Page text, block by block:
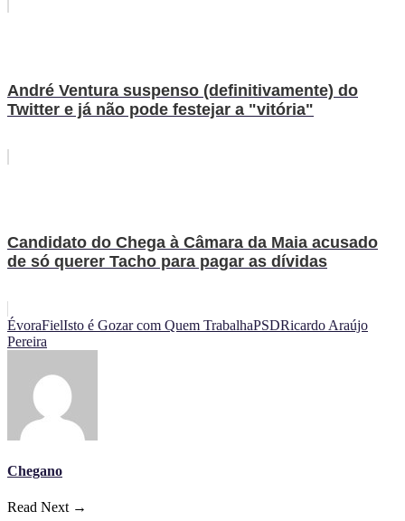
André Ventura suspenso (definitivamente) do
Twitter e já não pode festejar a "vitória"
Candidato do Chega à Câmara da Maia acusado
de só querer Tacho para pagar as dívidas
ÉvoraFielIsto é Gozar com Quem TrabalhaPSDRicardo Araújo
Pereira
Chegano
Read Next →